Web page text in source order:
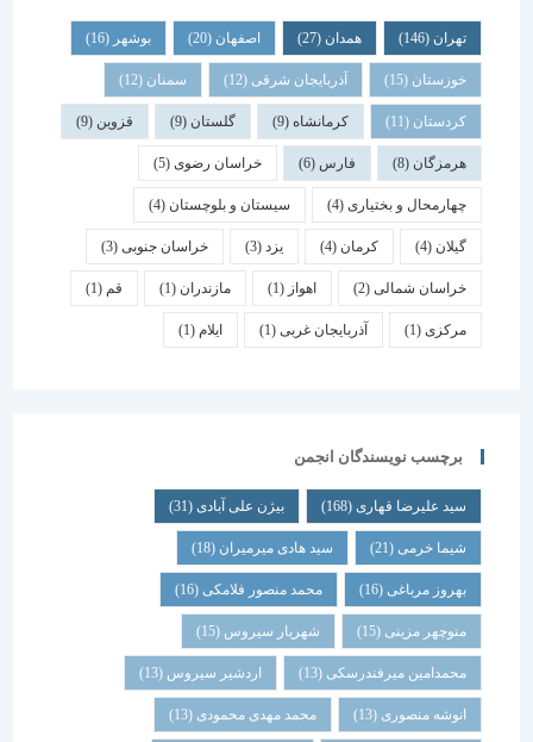
همدان اصفهان (20) بوشهر
خوزستان(15) آذربایجان شرقی(12) سمنان (12)
کردستان(11) کرمانشاه(9) گلستان (9) قزوین
هرمزگان(8) فارس خراسان رضوی(5)
چهارمحال و بختیاری (4) سیستان و بلوچستان(4)
کرمان یزد خراسان جنوبی(3)
خراسان شمالی(2) اهواز مازندران(1) قم
(1) آذربایجان غربی(1) ایلام
برچسب نویسندگان انجمن
سید علیرضا قهاری(168) بیژن علی آبادی(31)
شیما خرمی(21) سید هادی میرمیران(18)
بهروز مرباغی (16) محمد منصور فلامکی (16)
منوچهر مزینی(15) شهریار سیروس(15)
محمدامین میرفندرسکی(13) اردشیر سیروس(13)
انوشه منصوری(13) محمد مهدی محمودی(13)